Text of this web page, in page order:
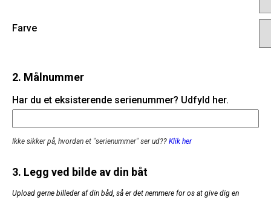
Farve
2. Målnummer
Har du et eksisterende serienummer? Udfyld her.
Ikke sikker på, hvordan et "serienummer" ser ud?? Klik her
3. Legg ved bilde av din båt
Upload gerne billeder af din båd, så er det nemmere for os at give dig en